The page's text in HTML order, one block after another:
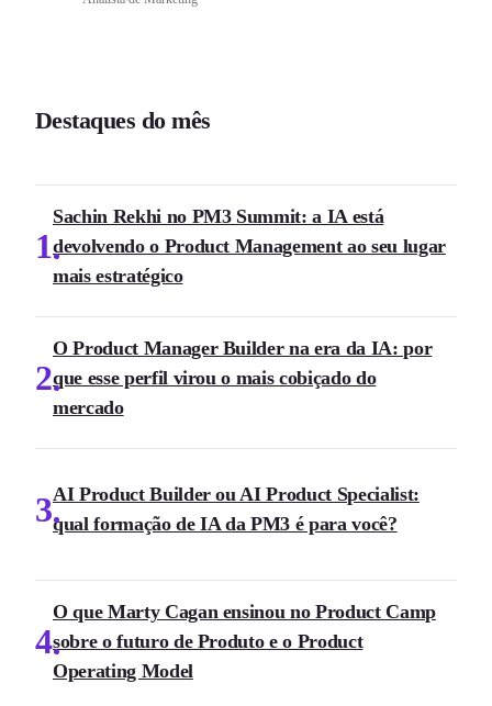
Destaques do mês
1
Sachin Rekhi no PM3 Summit: a IA está
devolvendo o Product Management ao seu lugar
mais estratégico
2
O Product Manager Builder na era da IA: por
que esse perfil virou o mais cobiçado do
mercado
3AI Product Builder ou AI Product Specialist:
qual formação de IA da PM3 é para você?
4
O que Marty Cagan ensinou no Product Camp
sobre o futuro de Produto e o Product
Operating Model